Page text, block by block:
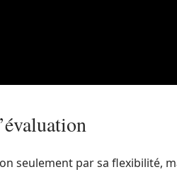
seulement par sa flexibilité,